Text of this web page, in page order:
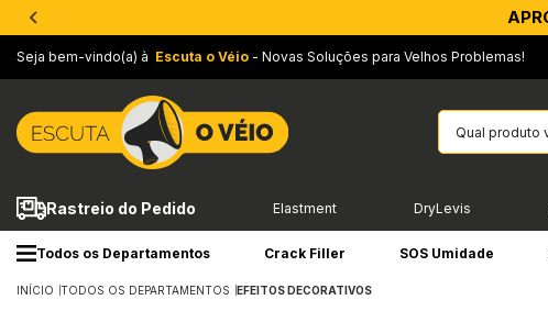
Seja bem-vindo(a) à Escuta o Véio - Novas Soluções para Velhos Problemas!
Rastreio do Pedido Elastment DryLevis
Todos os Departamentos Crack Filler SOS Umidade
INÍCIO TODOS OS DEPARTAMENTOS EFEITOS DECORATIVOS